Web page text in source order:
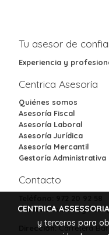
Tu asesor de
Experiencia y
Centrica Asesoría
Quiénes somos
Asesoría Fiscal
Asesoría Laboral
Asesoría Jurídica
Asesoría Mercantil
Gestoría Administrativa
Contacto
Correo:
Dirección:Carretera
CENTRICA
y terceros para